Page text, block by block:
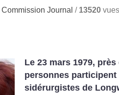
Commission Journal / 13520 vues
Le 23 mars 1979, près
personnes participent
sidérurgistes de